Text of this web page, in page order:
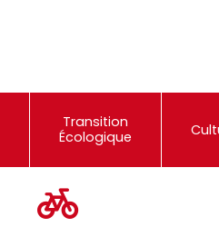
Transition
Écologique